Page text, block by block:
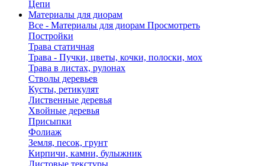
Цепи
Материалы для диорам
Все - Материалы для диорам Просмотреть
Постройки
Трава статичная
Трава - Пучки, цветы, кочки, полоски, мох
Трава в листах, рулонах
Стволы деревьев
Кусты, ретикулят
Лиственные деревья
Хвойные деревья
Присыпки
Фолиаж
Земля, песок, грунт
Кирпичи, камни, булыжник
Листовые текстуры